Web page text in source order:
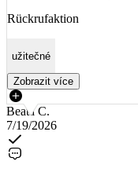
Rückrufaktion
užitečné
Zobrazit více
Beata C.
7/19/2026